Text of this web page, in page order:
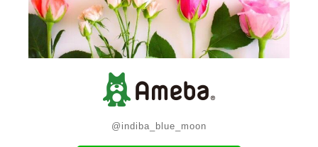
@indiba_blue_moon